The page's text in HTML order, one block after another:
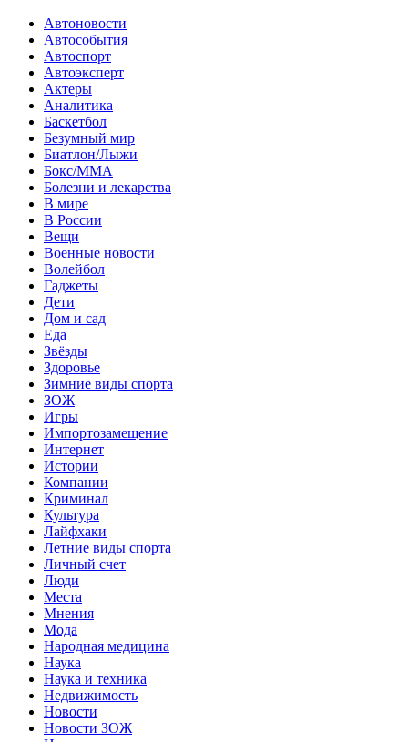
Автоновости
Автособытия
Автоспорт
Автоэксперт
Актеры
Аналитика
Баскетбол
Безумный мир
Биатлон/Лыжи
Бокс/MMA
Болезни и лекарства
В мире
В России
Вещи
Военные новости
Волейбол
Гаджеты
Дети
Дом и сад
Еда
Звёзды
Здоровье
Зимние виды спорта
ЗОЖ
Игры
Импортозамещение
Интернет
Истории
Компании
Криминал
Культура
Лайфхаки
Летние виды спорта
Личный счет
Люди
Места
Мнения
Мода
Народная медицина
Наука
Наука и техника
Недвижимость
Новости
Новости ЗОЖ